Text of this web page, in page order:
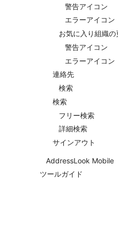
警告アイコン
エラーアイコン
お気に入り組織の
警告アイコン
エラーアイコン
連絡先
検索
検索
フリー検索
詳細検索
サインアウト
AddressLook Mobile
ツールガイド